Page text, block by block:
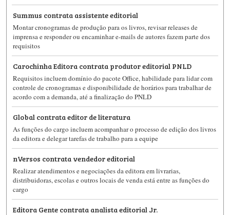
Summus contrata assistente editorial
Montar cronogramas de produção para os livros, revisar releases de
imprensa e responder ou encaminhar e-mails de autores fazem parte dos
requisitos
Carochinha Editora contrata produtor editorial PNLD
Requisitos incluem domínio do pacote Office, habilidade para lidar com
controle de cronogramas e disponibilidade de horários para trabalhar de
acordo com a demanda, até a finalização do PNLD
Global contrata editor de literatura
As funções do cargo incluem acompanhar o processo de edição dos livros
da editora e delegar tarefas de trabalho para a equipe
nVersos contrata vendedor editorial
Realizar atendimentos e negociações da editora em livrarias,
distribuidoras, escolas e outros locais de venda está entre as funções do
cargo
Editora Gente contrata analista editorial Jr.